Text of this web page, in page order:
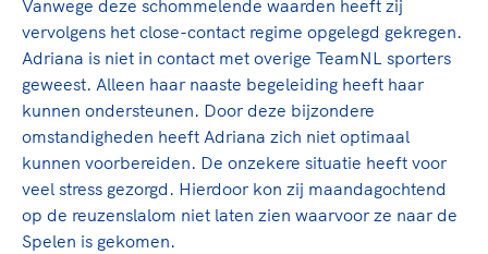
Sport verenigt. Op sportclubs, pleintjes, tijdens
een rondje fietsen, door samen te skaten of naar
de sportschool te gaan. Door samen te juichen
voor Sifan Hassan, Rico Verhoeven, Diede de
Groot en het Nederlands Elftal. Of met trots te
genieten van de karatewedstrijd van je dochter,
de halve marathon van je moeder of de
hockeywedstrijd van je buurjongen.
Clubondersteuning
Beroepskrachten
Samen voor een veilige
sportomgeving
Voor welk gedrag staat de club? Wat mag wel
langs de lijn, in de kleedkamer, kantine en online?
De TeamNL Academie
De TeamNL Academie biedt een leer- en
ontwikkelprogramma voor de volgende functies
binnen TeamNL programma's: experts, coaches,
bestuurders, (technisch) directeuren, managers en
toekomstig kader.
Lees verder
Vanwege deze schommelende waarden heeft zij
vervolgens het close-contact regime opgelegd gekregen.
Adriana is niet in contact met overige TeamNL sporters
geweest. Alleen haar naaste begeleiding heeft haar
kunnen ondersteunen. Door deze bijzondere
omstandigheden heeft Adriana zich niet optimaal
kunnen voorbereiden. De onzekere situatie heeft voor
veel stress gezorgd. Hierdoor kon zij maandagochtend
op de reuzenslalom niet laten zien waarvoor ze naar de
Spelen is gekomen.